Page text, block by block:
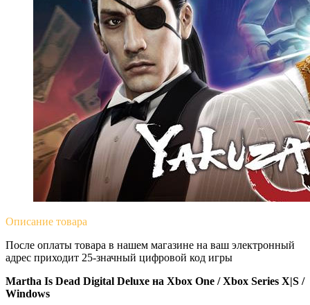
Описание товара
После оплаты товара в нашем магазине на ваш электронный
адрес приходит 25-значный цифровой код игры
Martha Is Dead Digital Deluxe на Xbox One / Xbox Series X|S /
Windows